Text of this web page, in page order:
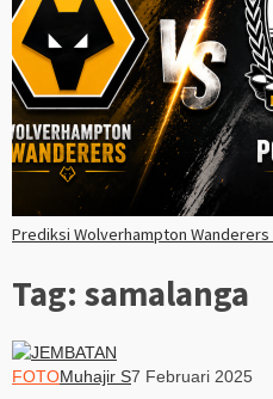
Prediksi Wolverhampton Wanderers
Tag: samalanga
FOTOMuhajir S7 Februari 2025